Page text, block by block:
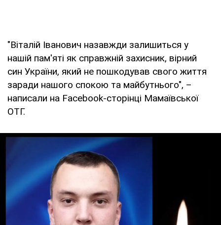
"Віталій Іванович назавжди залишиться у
нашій пам'яті як справжній захисник, вірний
син України, який не пошкодував свого життя
заради нашого спокою та майбутнього", –
написали на Facebook-сторінці Мамаївської
ОТГ.